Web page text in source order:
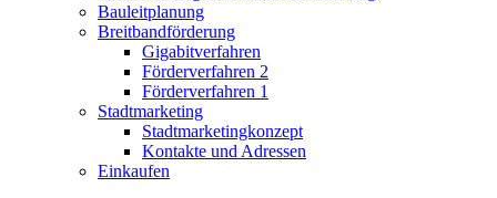
Bauleitplanung
Breitbandförderung
Gigabitverfahren
Förderverfahren 2
Förderverfahren 1
Stadtmarketing
Stadtmarketingkonzept
Kontakte und Adressen
Einkaufen